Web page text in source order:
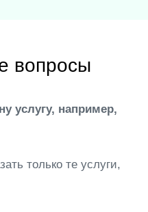
вопросы
услугу, например,
только те услуги,